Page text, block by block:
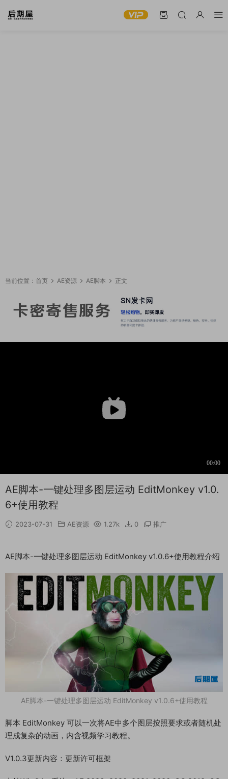
当前位置： 首页 AE资源 AE脚本 正文
AE脚本-一键处理多图层运动 EditMonkey v1.0.
6+使用教程
2023-07-31 AE资源 1.27k 0 推广
AE脚本-一键处理多图层运动 EditMonkey v1.0.6+使用教程介绍
AE脚本-一键处理多图层运动 EditMonkey v1.0.6+使用教程
脚本 EditMonkey 可以一次将AE中多个图层按照要求或者随机处
理成复杂的动画，内含视频学习教程。
V1.0.3更新内容：更新许可框架